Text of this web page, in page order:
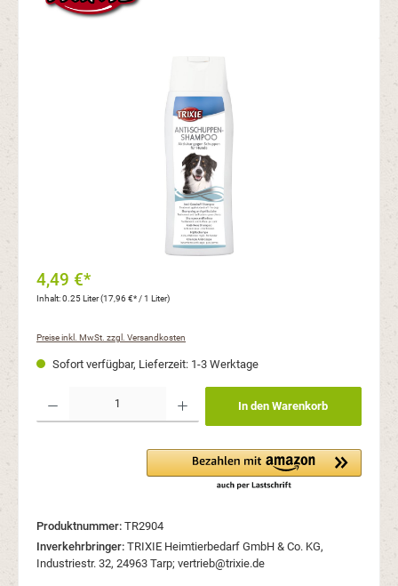
4,49 €*
Inhalt:0.25 Liter(17,96 €* / 1 Liter)
Preise inkl. MwSt. zzgl. Versandkosten
Sofort verfügbar, Lieferzeit: 1-3 Werktage
Produkt Anzahl: Gib den gewünschten Wert ein oder benutze die Schaltflächen um die
In den Warenkorb
Produktnummer: TR2904
Inverkehrbringer: TRIXIE Heimtierbedarf GmbH & Co. KG,
Industriestr. 32, 24963 Tarp; vertrieb@trixie.de